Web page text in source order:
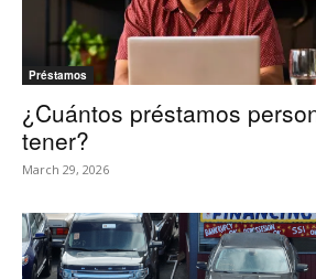
Préstamos
¿Cuántos préstamos
tener?
March 29, 2026